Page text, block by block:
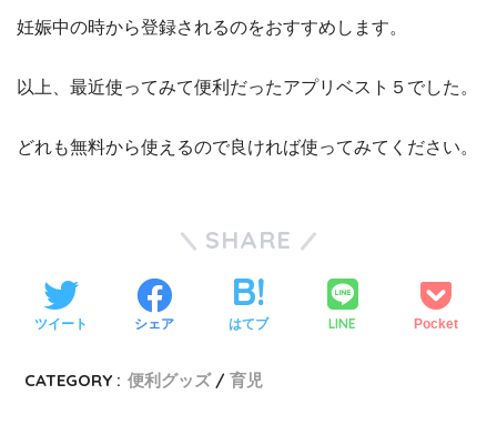
妊娠中の時から登録されるのをおすすめします。
以上、最近使ってみて便利だったアプリベスト５でした。
どれも無料から使えるので良ければ使ってみてください。
SHARE
ツイート シェア はてブ LINE Pocket
CATEGORY : 便利グッズ 育児